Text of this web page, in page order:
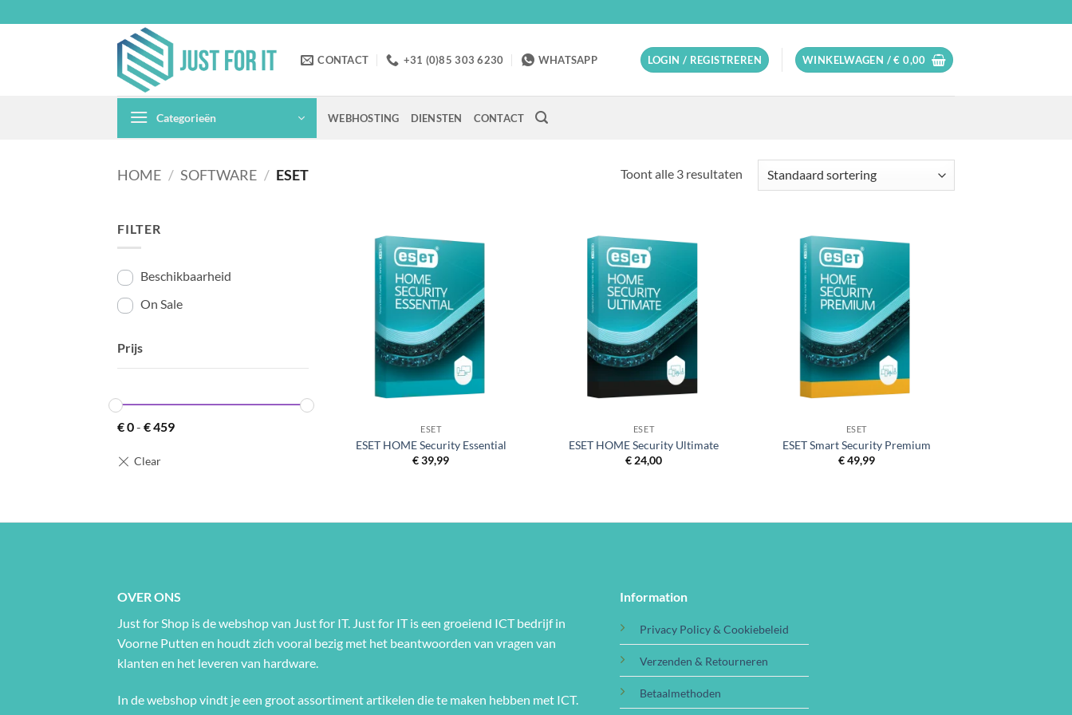
naar
CONTACT +31 (0)85 303 6230 WHATSAPP LOGIN / REGISTREREN WINKELWAGEN /€ 0,00
Categorieën WEBHOSTING DIENSTEN CONTACT
HOME / SOFTWARE / ESET Toont alle 3 resultaten
FILTER
Beschikbaarheid
On Sale
Prijs
€0- €459 ESET
ESET HOME Security Essential
€39,99
ESET
ESET HOME Security Ultimate
€24,00
ESET
ESET Smart Security Premium
€49,99
OVER ONS
Just for Shop is de webshop van Just for IT. Just for IT is een groeiend ICT bedrijf in
Voorne Putten en houdt zich vooral bezig met het beantwoorden van vragen van
klanten en het leveren van hardware.
In de webshop vindt je een groot assortiment artikelen die te maken hebben met ICT.
Information
Privacy Policy & Cookiebeleid
Verzenden & Retourneren
Betaalmethoden